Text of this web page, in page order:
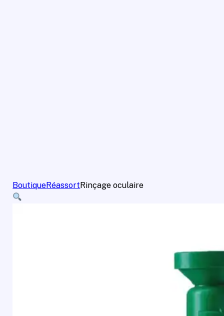
BoutiqueRéassortRinçage oculaire